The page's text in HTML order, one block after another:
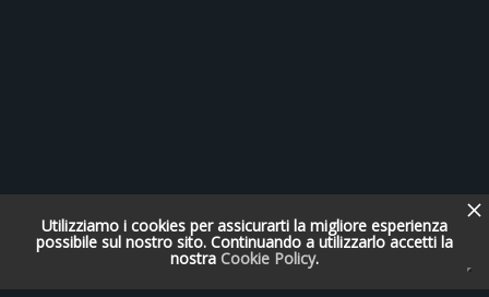
Utilizziamo i cookies per assicurarti la migliore esperienza
possibile sul nostro sito. Continuando a utilizzarlo accetti la
nostra Cookie Policy.